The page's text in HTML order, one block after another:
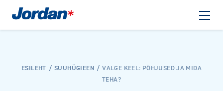
ESILEHT SUUHÜGIEEN
VALGE KEEL: PÕHJUSED JA MIDA
TEHA?